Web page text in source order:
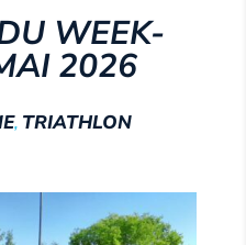
WEEK-
2026
, TRIATHLON